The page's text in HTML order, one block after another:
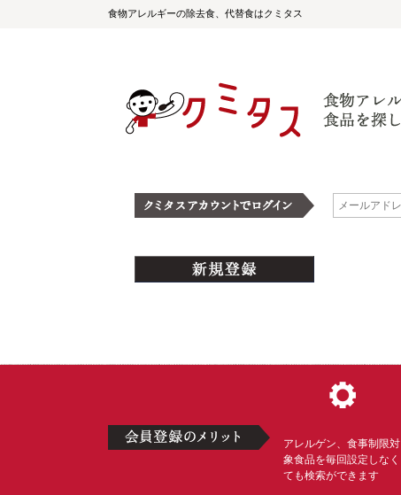
食物アレルギーの除去食、代替食はクミタス
アレルゲン、食事制限対
象食品を毎回設定しなく
ても検索ができます